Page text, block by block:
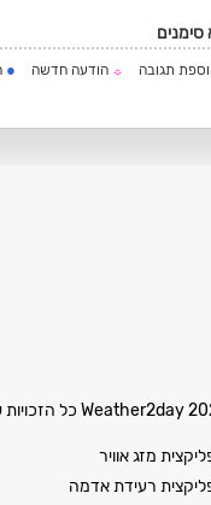
תגובה ☼ הודעה חדשה ●
מזג אוויר
רעידת אדמה